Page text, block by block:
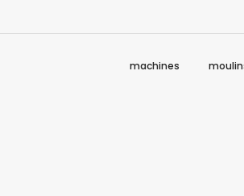
machines